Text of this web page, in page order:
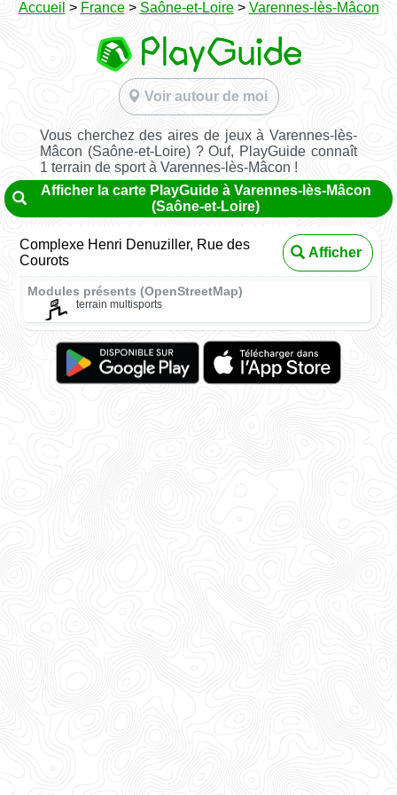
Accueil > France> Saône-et-Loire> Varennes-lès-Mâcon
Voir autour de moi
Vous cherchez des aires de jeux à Varennes-lès-
Mâcon (Saône-et-Loire) ? Ouf, PlayGuide connaît
1 terrain de sport à Varennes-lès-Mâcon !
Afficher la carte PlayGuide à Varennes-lès-Mâcon
(Saône-et-Loire)
Complexe Henri Denuziller, Rue des
Courots
Afficher
Modules présents (OpenStreetMap)
terrain multisports